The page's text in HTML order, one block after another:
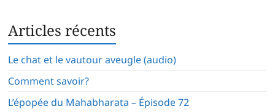
Articles récents
Le chat et le vautour aveugle (audio)
Comment savoir?
L’épopée du Mahabharata – Épisode 72